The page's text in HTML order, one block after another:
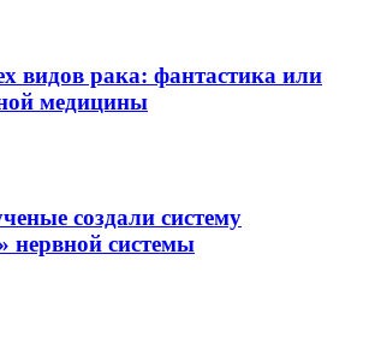
видов рака: фантастика или
медицины
создали систему
нервной системы